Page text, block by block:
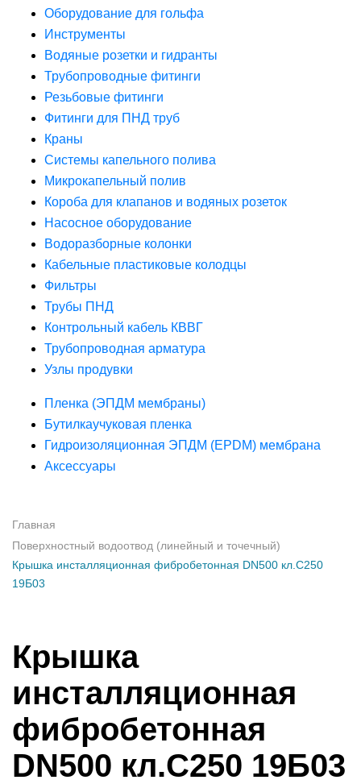
Оборудование для гольфа
Инструменты
Водяные розетки и гидранты
Трубопроводные фитинги
Резьбовые фитинги
Фитинги для ПНД труб
Краны
Системы капельного полива
Микрокапельный полив
Короба для клапанов и водяных розеток
Насосное оборудование
Водоразборные колонки
Кабельные пластиковые колодцы
Фильтры
Трубы ПНД
Контрольный кабель КВВГ
Трубопроводная арматура
Узлы продувки
Пленка (ЭПДМ мембраны)
Бутилкаучуковая пленка
Гидроизоляционная ЭПДМ (EPDM) мембрана
Аксессуары
Главная
Поверхностный водоотвод (линейный и точечный)
Крышка инсталляционная фибробетонная DN500 кл.С250
19Б03
Крышка
инсталляционная
фибробетонная
DN500 кл.С250 19Б03